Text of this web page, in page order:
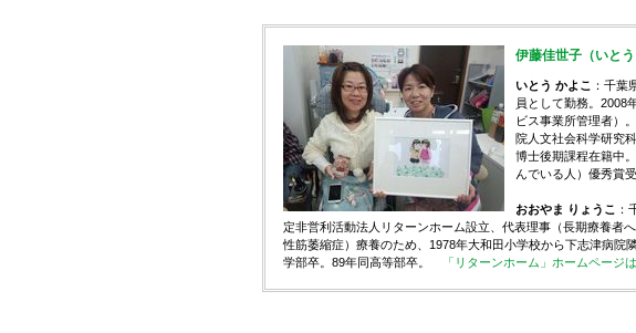
伊藤佳世子（いと
いとう かよこ ：千葉
員として勤務。2008
ビス事業所管理者）
院人文社会科学研究
博士後期課程在籍中
んでいる人）優秀賞
おおやま りょうこ ：
定非営利活動法人リターンホーム設立、代表理事（長期療養者
性筋萎縮症）療養のため、1978年大和田小学校から下志津病院
学部卒。89年同高等部卒。
「リターンホーム」ホームページ